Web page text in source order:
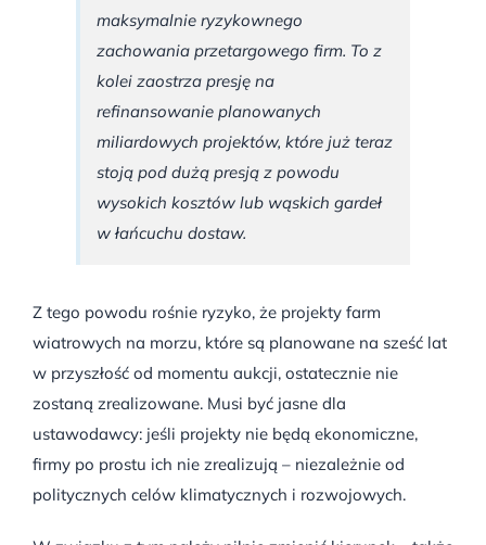
maksymalnie ryzykownego
zachowania przetargowego firm. To z
kolei zaostrza presję na
refinansowanie planowanych
miliardowych projektów, które już teraz
stoją pod dużą presją z powodu
wysokich kosztów lub wąskich gardeł
w łańcuchu dostaw.
Z tego powodu rośnie ryzyko, że projekty farm
wiatrowych na morzu, które są planowane na sześć lat
w przyszłość od momentu aukcji, ostatecznie nie
zostaną zrealizowane. Musi być jasne dla
ustawodawcy: jeśli projekty nie będą ekonomiczne,
firmy po prostu ich nie zrealizują – niezależnie od
politycznych celów klimatycznych i rozwojowych.